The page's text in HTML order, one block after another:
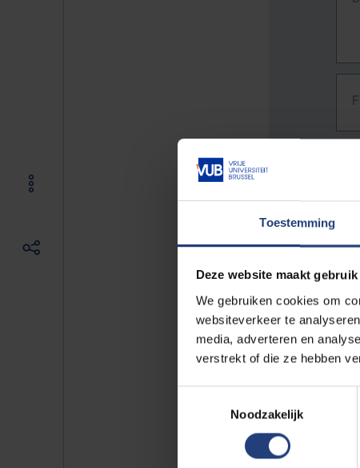
Toestemming
Deze website maakt
We gebruiken cookies om
websiteverkeer te
media, adverteren en
verstrekt of die ze hebben
Noodzakelijk
The
E.g.